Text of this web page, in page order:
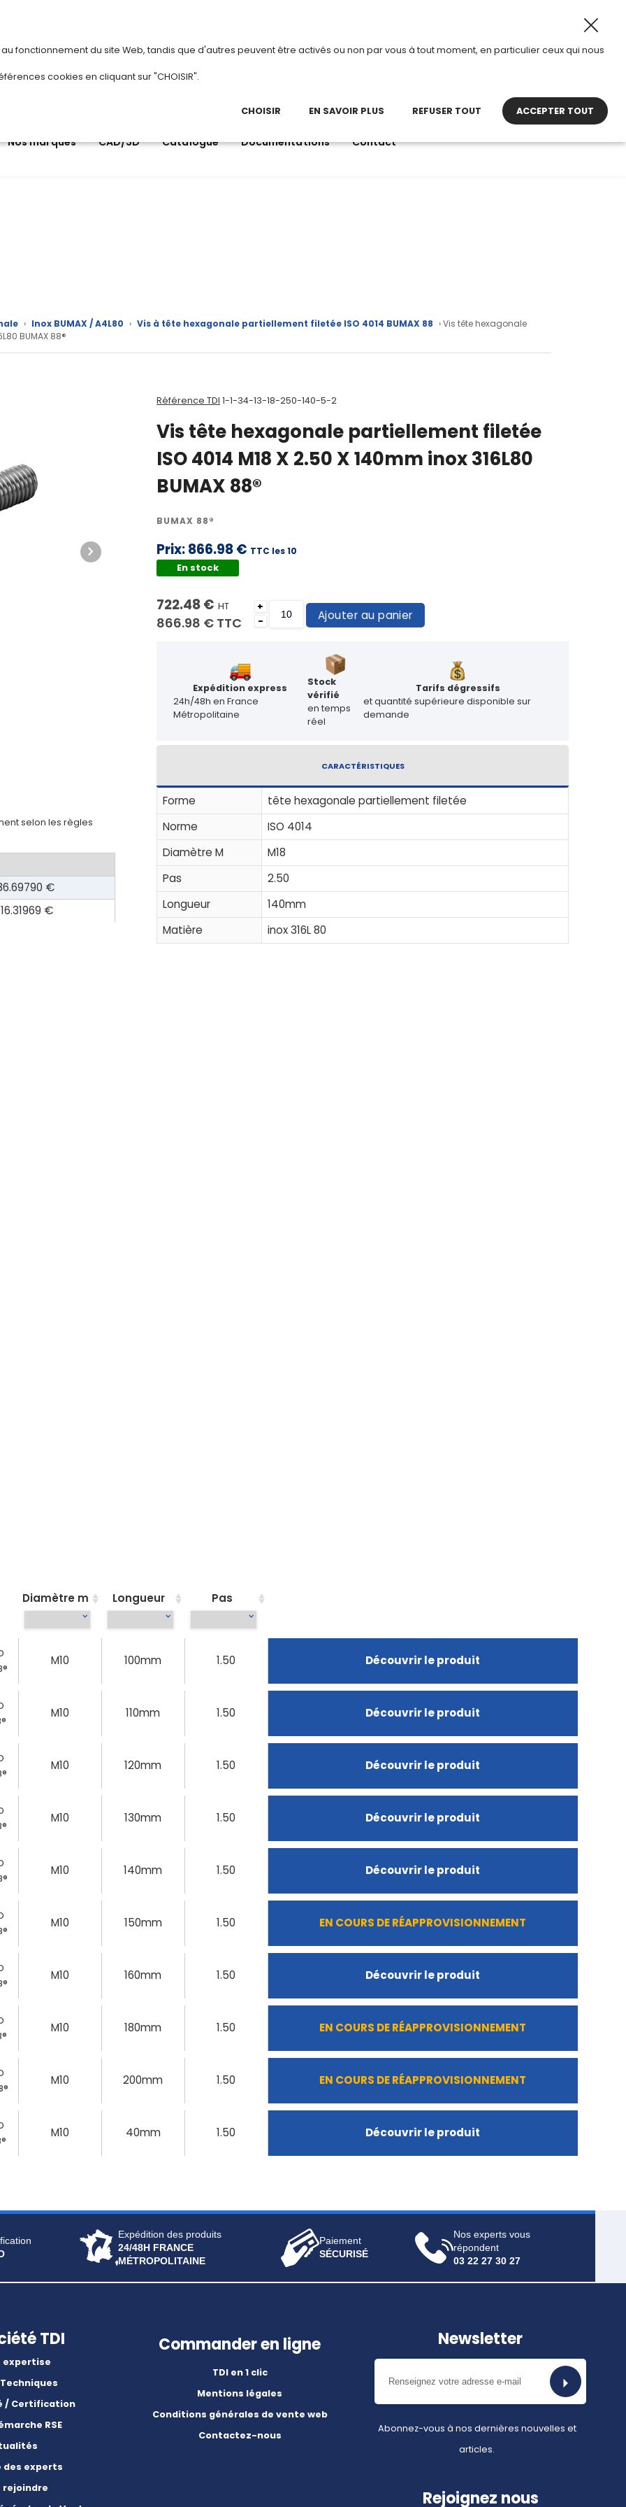
Du 3 au 28 août 2026, TDI passe en mode été. • Horaires d’ouverture : 8h30 –
Nos marques CAD/3D Catalogue Documentations Contact
› Inox BUMAX / A4L80 › Vis à tête hexagonale partiellement filetée ISO 4014 BUMAX 88 › Vis tête hexagonale
BUMAX 88®
selon les règles
€
€
Référence TDI 1-1-34-13-18-250-140-5-2
Vis tête hexagonale partiellement filetée
ISO 4014 M18 X 2.50 X 140mm inox 316L80
BUMAX 88®
BUMAX 88®
Prix:866.98 € TTC les 10
En stock
722.48 € HT
866.98 € TTC
+
-
Ajouter au panier
Expédition express
24h/48h en France
Métropolitaine
Stock
vérifié
en temps
réel
Tarifs dégressifs
et quantité supérieure disponible sur
demande
CARACTÉRISTIQUES
Forme
tête hexagonale partiellement filetée
Norme
ISO 4014
Diamètre M
M18
Pas
2.50
Longueur
140mm
Matière
inox 316L 80
Diamètre m Longueur Pas
M10 100mm 1.50 Découvrir le produit
M10 110mm 1.50 Découvrir le produit
M10 120mm 1.50 Découvrir le produit
M10 130mm 1.50 Découvrir le produit
M10 140mm 1.50 Découvrir le produit
M10 150mm 1.50 EN COURS DE RÉAPPROVISIONNEMENT
M10 160mm 1.50 Découvrir le produit
M10 180mm 1.50 EN COURS DE RÉAPPROVISIONNEMENT
M10 200mm 1.50 EN COURS DE RÉAPPROVISIONNEMENT
M10 40mm 1.50 Découvrir le produit
Expédition des produits
24/48H FRANCE
MÉTROPOLITAINE
Paiement
SÉCURISÉ
Nos experts vous
répondent
03 22 27 30 27
TDI
expertise
/ Certification
RSE
des experts
rejoindre
Commander en ligne
TDI en 1 clic
Mentions légales
Conditions générales de vente web
Contactez-nous
Newsletter
Abonnez-vous à nos dernières nouvelles et
articles.
Rejoignez nous
fonctionnement du site Web, tandis que d'autres peuvent être activés ou non par vous à tout moment, en particulier ceux qui nous
cookies en cliquant sur "CHOISIR".
CHOISIR EN SAVOIR PLUS REFUSER TOUT ACCEPTER TOUT